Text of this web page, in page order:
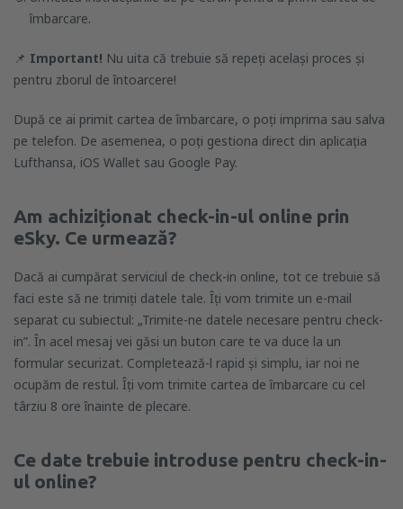
îmbarcare.
📌 Important! Nu uita că trebuie să repeți același proces și
pentru zborul de întoarcere!
După ce ai primit cartea de îmbarcare, o poți imprima sau salva
pe telefon. De asemenea, o poți gestiona direct din aplicația
Lufthansa, iOS Wallet sau Google Pay.
Am achiziționat check-in-ul online prin
eSky. Ce urmează?
Dacă ai cumpărat serviciul de check-in online, tot ce trebuie să
faci este să ne trimiți datele tale. Îți vom trimite un e-mail
separat cu subiectul: „Trimite-ne datele necesare pentru check-
in”. În acel mesaj vei găsi un buton care te va duce la un
formular securizat. Completează-l rapid și simplu, iar noi ne
ocupăm de restul. Îți vom trimite cartea de îmbarcare cu cel
târziu 8 ore înainte de plecare.
Ce date trebuie introduse pentru check-in-
ul online?